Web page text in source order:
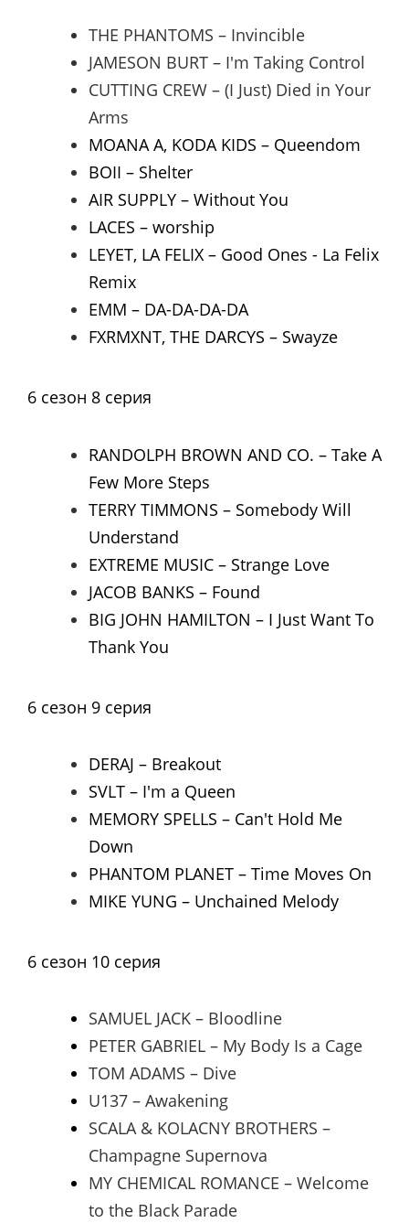
THE PHANTOMS – Invincible
JAMESON BURT – I'm Taking Control
CUTTING CREW – (I Just) Died in Your
Arms
MOANA A, KODA KIDS – Queendom
BOII – Shelter
AIR SUPPLY – Without You
LACES – worship
LEYET, LA FELIX – Good Ones - La Felix
Remix
EMM – DA-DA-DA-DA
FXRMXNT, THE DARCYS – Swayze
6 сезон 8 серия
RANDOLPH BROWN AND CO. – Take A
Few More Steps
TERRY TIMMONS – Somebody Will
Understand
EXTREME MUSIC – Strange Love
JACOB BANKS – Found
BIG JOHN HAMILTON – I Just Want To
Thank You
6 сезон 9 серия
DERAJ – Breakout
SVLT – I'm a Queen
MEMORY SPELLS – Can't Hold Me
Down
PHANTOM PLANET – Time Moves On
MIKE YUNG – Unchained Melody
6 сезон 10 серия
SAMUEL JACK – Bloodline
PETER GABRIEL – My Body Is a Cage
TOM ADAMS – Dive
U137 – Awakening
SCALA & KOLACNY BROTHERS –
Champagne Supernova
MY CHEMICAL ROMANCE – Welcome
to the Black Parade